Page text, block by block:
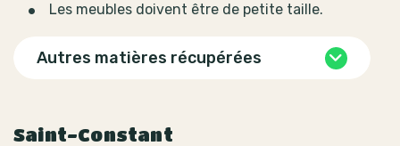
Les meubles doivent être de petite taille.
Autres matières récupérées
Saint-Constant